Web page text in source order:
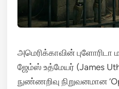
அமெரிக்காவின்
ஜேம்ஸ் உத்மேயர் (James
நுண்ணறிவு நிறுவனமான